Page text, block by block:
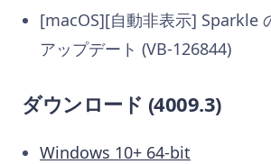
[macOS][自動非表示] Sparkle
アップデート (VB-126844)
ダウンロード (4009.3)
Windows 10+ 64-bit